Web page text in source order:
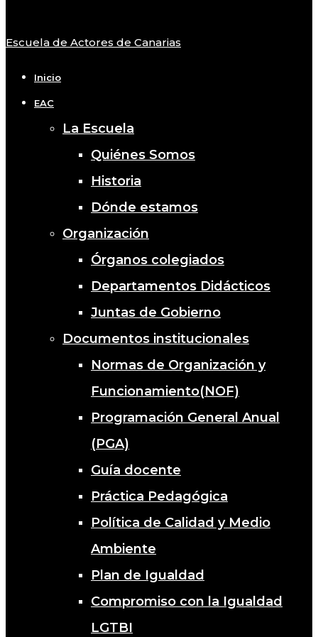
Close
Escuela de Actores de Canarias
Inicio
EAC
La Escuela
Quiénes Somos
Historia
Dónde estamos
Organización
Órganos colegiados
Departamentos Didácticos
Juntas de Gobierno
Documentos institucionales
Normas de Organización y
Funcionamiento(NOF)
Programación General Anual
(PGA)
Guía docente
Práctica Pedagógica
Política de Calidad y Medio
Ambiente
Plan de Igualdad
Compromiso con la Igualdad
LGTBI